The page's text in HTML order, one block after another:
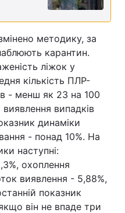
методику, за
карантин.
ліжок у
кількість ПЛР-
- менш як 23 на 100
виявлення випадків
динаміки
- понад 10%. На
наступні:
охоплення
виявлення - 5,88%,
показник
він не впаде три